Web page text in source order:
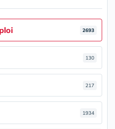
2693
130
217
1934